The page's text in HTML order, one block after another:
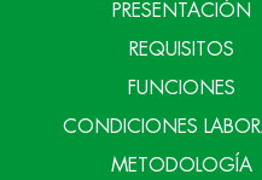
PRESENTACIÓN
REQUISITOS
FUNCIONES
CONDICIONES
METODOLOGÍA